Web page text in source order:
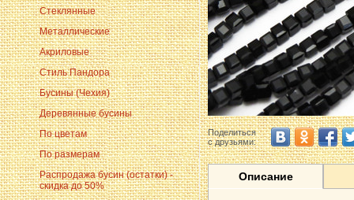
Стеклянные
Металлические
Акриловые
Стиль Пандора
Бусины (Чехия)
Деревянные бусины
По цветам
По размерам
Распродажа бусин (остатки) -
скидка до 50%
Поделиться
с друзьями:
Описание